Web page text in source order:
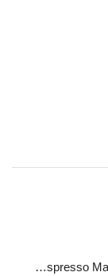
LePresso Brewjet Portable Espresso Maker One-Touch Operation - Grey